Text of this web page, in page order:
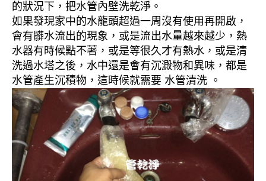
的狀況下，把水管內壁洗乾淨。
如果發現家中的水龍頭超過一周沒有使用再開啟，
會有髒水流出的現象，或是流出水量越來越少，熱
水器有時候點不著，或是等很久才有熱水，或是清
洗過水塔之後，水中還是會有沉澱物和異味，都是
水管產生沉積物，這時候就需要 水管清洗 。